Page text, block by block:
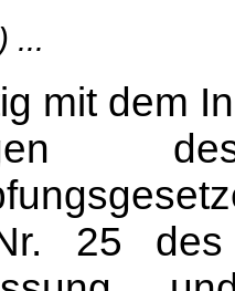
...
mit dem
25 des